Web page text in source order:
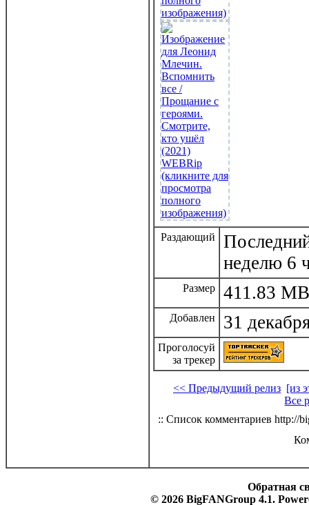
Раздающий
неделю 6
Размер 411.83
Добавлен 31
Проголосуй
за трекер
<< Предыдущий релиз [из
Все
:: Список комментариев http://
Обратная
© 2026 BigFANGroup 4.1.